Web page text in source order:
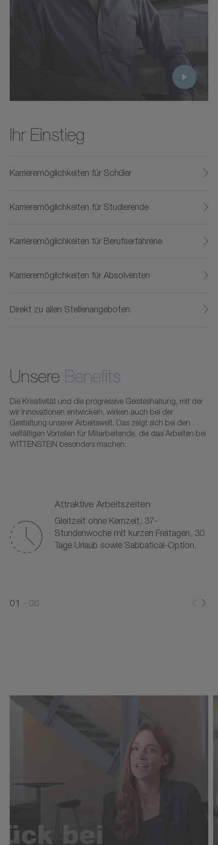
Ihr Einstieg
Karrieremöglichkeiten für Schüler
Karrieremöglichkeiten für Studierende
Karrieremöglichkeiten für Berufserfahrene
Karrieremöglichkeiten für Absolventen
Direkt zu allen Stellenangeboten
Unsere Benefits
Die Kreativität und die progressive Geisteshaltung, mit der
wir Innovationen entwickeln, wirken auch bei der
Gestaltung unserer Arbeitswelt. Das zeigt sich bei den
vielfältigen Vorteilen für Mitarbeitende, die das Arbeiten bei
WITTENSTEIN besonders machen.
Attraktive Arbeitszeiten
Gleitzeit ohne Kernzeit, 37-
Stundenwoche mit kurzen Freitagen, 30
Tage Urlaub sowie Sabbatical-Option.
01
06